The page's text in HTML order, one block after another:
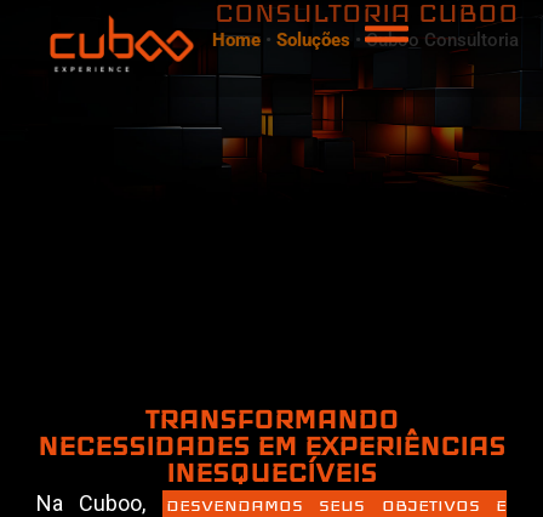
CONSULTORIA CUBOO
Home • Soluções •Cuboo Consultoria
TRANSFORMANDO
NECESSIDADES EM EXPERIÊNCIAS
INESQUECÍVEIS
Na Cuboo,
DESVENDAMOS SEUS OBJETIVOS E